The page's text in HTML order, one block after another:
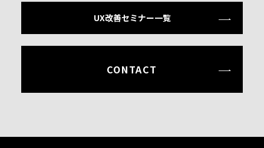
UX改善セミナー一覧
CONTACT